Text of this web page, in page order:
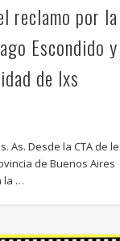
reclamo por la
Escondido y
de lxs
As. Desde la CTA de
de Buenos Aires
la …